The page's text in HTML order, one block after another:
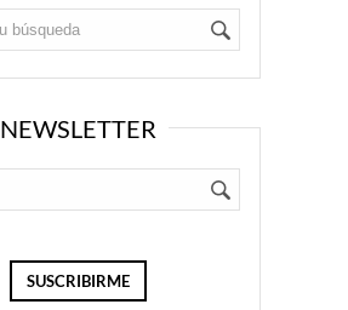
NEWSLETTER